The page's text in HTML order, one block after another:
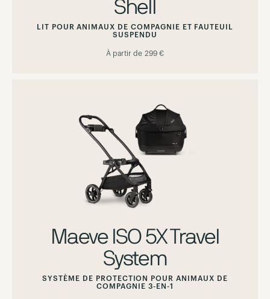
Shell
LIT POUR ANIMAUX DE COMPAGNIE ET FAUTEUIL
SUSPENDU
À partir de 299 €
Maeve ISO 5X Travel
System
SYSTÈME DE PROTECTION POUR ANIMAUX DE
COMPAGNIE 3-EN-1